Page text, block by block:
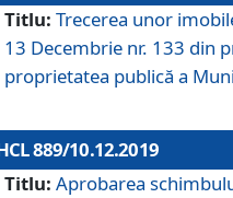
Titlu: Trecerea unor
13 Decembrie nr. 133 din
proprietatea publică a
889/10.12.2019
Titlu: Aprobarea